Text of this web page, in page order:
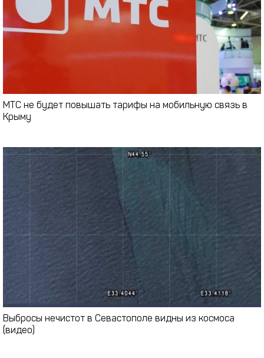
МТС не будет повышать тарифы на мобильную связь в
Крыму
Выбросы нечистот в Севастополе видны из космоса
(видео)